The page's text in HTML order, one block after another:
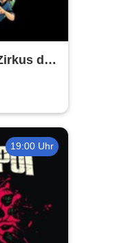
der
19:00 Uhr